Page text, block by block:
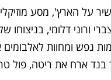
על הארץ', מסע
ורוני דלומי,
נפש ומחוות
ארח את ריטה, פול